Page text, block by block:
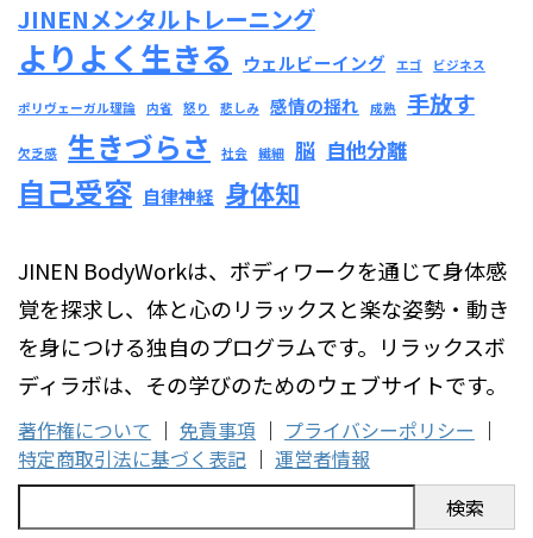
JINENメンタルトレーニング
よりよく生きる ウェルビーイング エゴ ビジネス
ポリヴェーガル理論 内省 怒り 悲しみ 感情の揺れ 成熟 手放す
欠乏感 生きづらさ 社会 繊細 脳 自他分離
自己受容 自律神経 身体知
JINEN BodyWorkは、ボディワークを通じて身体感
覚を探求し、体と心のリラックスと楽な姿勢・動き
を身につける独自のプログラムです。リラックスボ
ディラボは、その学びのためのウェブサイトです。
著作権について ｜ 免責事項 ｜ プライバシーポリシー ｜
特定商取引法に基づく表記 ｜ 運営者情報
検索